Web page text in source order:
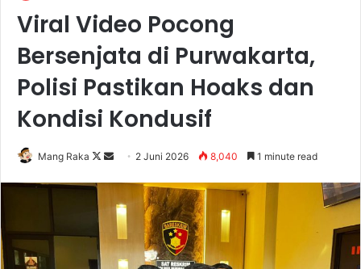
Viral Video Pocong
Bersenjata di Purwakarta,
Polisi Pastikan Hoaks dan
Kondisi Kondusif
Mang Raka
Follow
Send 2 Juni 2026 8,040 1 minute read